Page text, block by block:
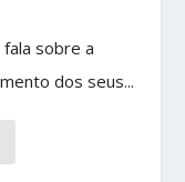
sobre a
dos seus...